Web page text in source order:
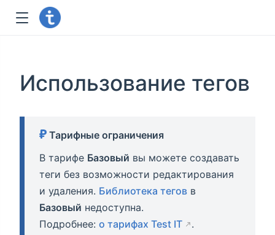
Использование тегов
Тарифные ограничения
В тарифе Базовый вы можете создавать
теги без возможности редактирования
и удаления. Библиотека тегов в
Базовый недоступна.
Подробнее: о тарифах Test IT .